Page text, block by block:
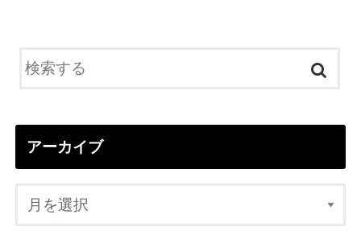
アーカイブ